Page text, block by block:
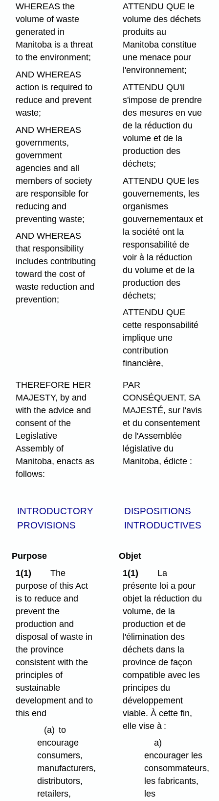
WHEREAS the
volume of waste
generated in
Manitoba is a threat
to the environment;
AND WHEREAS
action is required to
reduce and prevent
waste;
AND WHEREAS
governments,
government
agencies and all
members of society
are responsible for
reducing and
preventing waste;
AND WHEREAS
that responsibility
includes contributing
toward the cost of
waste reduction and
prevention;
ATTENDU QUE le
volume des déchets
produits au
Manitoba constitue
une menace pour
l'environnement;
ATTENDU QU'il
s'impose de prendre
des mesures en vue
de la réduction du
volume et de la
production des
déchets;
ATTENDU QUE les
gouvernements, les
organismes
gouvernementaux et
la société ont la
responsabilité de
voir à la réduction
du volume et de la
production des
déchets;
ATTENDU QUE
cette responsabilité
implique une
contribution
financière,
THEREFORE HER
MAJESTY, by and
with the advice and
consent of the
Legislative
Assembly of
Manitoba, enacts as
follows:
PAR
CONSÉQUENT, SA
MAJESTÉ, sur l'avis
et du consentement
de l'Assemblée
législative du
Manitoba, édicte :
INTRODUCTORY
PROVISIONS
DISPOSITIONS
INTRODUCTIVES
Purpose
1(1)
The
purpose of this Act
is to reduce and
prevent the
production and
disposal of waste in
the province
consistent with the
principles of
sustainable
development and to
this end
(a) to
encourage
consumers,
manufacturers,
distributors,
retailers,
Objet
1(1)
La
présente loi a pour
objet la réduction du
volume, de la
production et de
l'élimination des
déchets dans la
province de façon
compatible avec les
principes du
développement
viable. À cette fin,
elle vise à :
a)
encourager les
consommateurs,
les fabricants,
les